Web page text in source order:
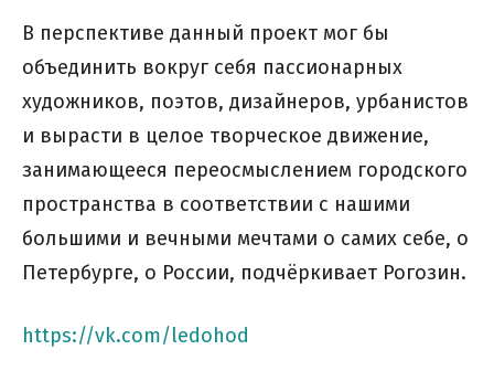
В перспективе данный проект мог бы
объединить вокруг себя пассионарных
художников, поэтов, дизайнеров, урбанистов
и вырасти в целое творческое движение,
занимающееся переосмыслением городского
пространства в соответствии с нашими
большими и вечными мечтами о самих себе, о
Петербурге, о России, подчёркивает Рогозин.
https://vk.com/ledohod